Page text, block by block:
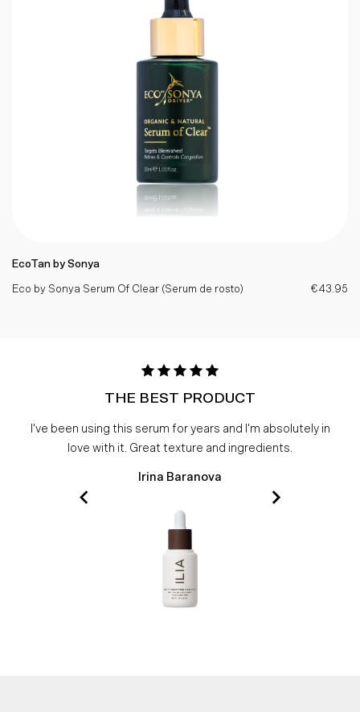
EcoTan by Sonya
Eco by Sonya Serum Of Clear (Serum de rosto) €43.95
THE BEST PRODUCT
I've been using this serum for years and I'm absolutely in
love with it. Great texture and ingredients.
Irina Baranova